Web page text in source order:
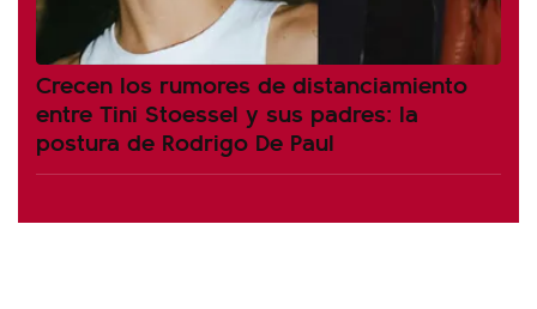
Crecen los rumores de distanciamiento
entre Tini Stoessel y sus padres: la
postura de Rodrigo De Paul